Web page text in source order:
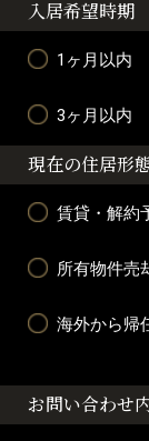
入居希望時期
1ヶ月以内
3ヶ月以内
現在の住居形
賃貸・解約
所有物件売
海外から帰
お問い合わせ